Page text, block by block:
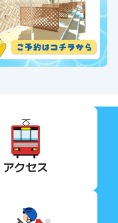
アクセス